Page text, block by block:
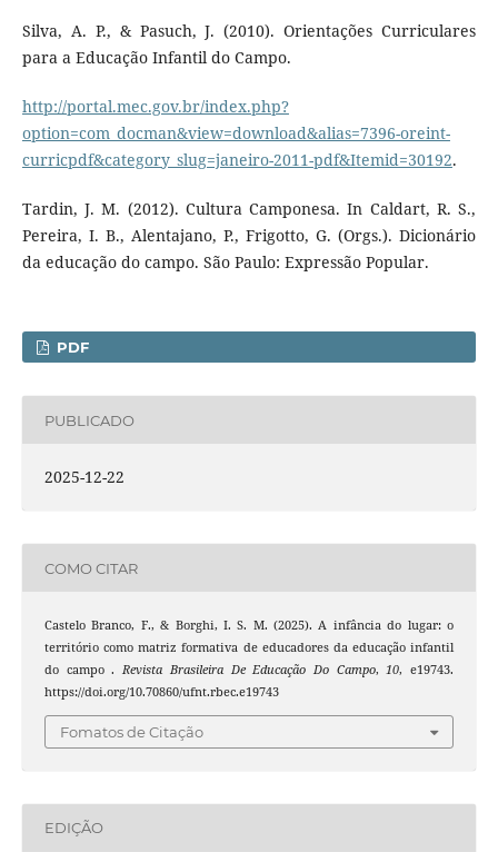
Silva, A. P., & Pasuch, J. (2010). Orientações Curriculares
para a Educação Infantil do Campo.
http://portal.mec.gov.br/index.php?
option=com_docman&view=download&alias=7396-oreint-
curricpdf&category_slug=janeiro-2011-pdf&Itemid=30192.
Tardin, J. M. (2012). Cultura Camponesa. In Caldart, R. S.,
Pereira, I. B., Alentajano, P., Frigotto, G. (Orgs.). Dicionário
da educação do campo. São Paulo: Expressão Popular.
PDF
PUBLICADO
2025-12-22
COMO CITAR
Castelo Branco, F., & Borghi, I. S. M. (2025). A infância do lugar: o
território como matriz formativa de educadores da educação infantil
do campo .Revista Brasileira De Educação Do Campo,10, e19743.
https://doi.org/10.70860/ufnt.rbec.e19743
Fomatos de Citação
EDIÇÃO